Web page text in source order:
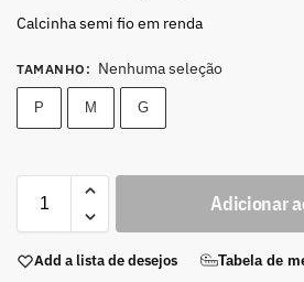
Calcinha semi fio em renda
TAMANHO : Nenhuma seleção
P M G
Adicionar
Add a lista de desejos Tabela de